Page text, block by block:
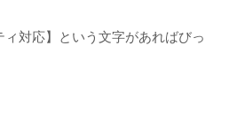
対応】という文字があればびっ